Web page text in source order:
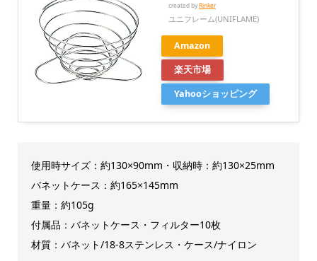
created byRinker
ユニフレーム(UNIFLAME)
Amazon
楽天市場
Yahooショッピング
使用時サイズ：約130×90mm・収納時：約130×25mm
バネットケース：約165×145mm
重量：約105g
付属品：バネットケース・フィルター10枚
材質：バネット/18-8ステンレス・ケース/ナイロン